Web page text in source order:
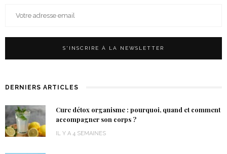
DERNIERS ARTICLES
Cure détox organisme : pourquoi, quand et comment
accompagner son corps ?
IL Y A 4 SEMAINES